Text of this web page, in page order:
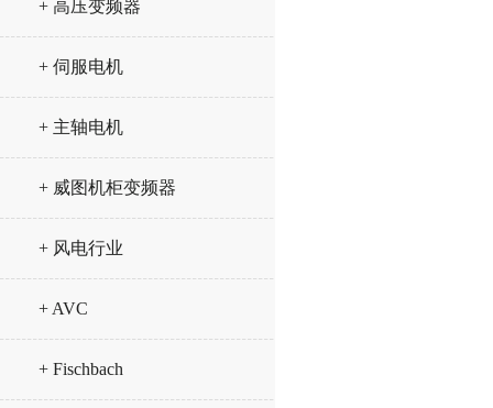
+ 高压变频器
+ 伺服电机
+ 主轴电机
+ 威图机柜变频器
+ 风电行业
+ AVC
+ Fischbach